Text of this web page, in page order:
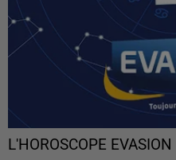
L'HOROSCOPE EVASION